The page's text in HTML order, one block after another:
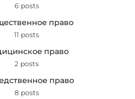
6 posts
право
11 posts
право
2 posts
право
8 posts